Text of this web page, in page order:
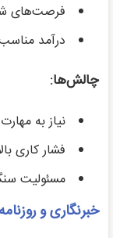
فرصت‌های
درآمد
چالش‌ها:
نیاز به
فشار کاری
مسئولیت
خبرنگاری و